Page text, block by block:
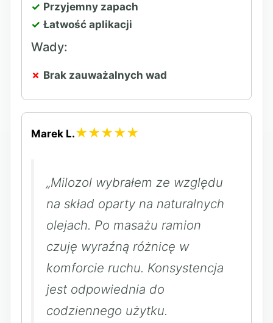
Przyjemny zapach
Łatwość aplikacji
Wady:
Brak zauważalnych wad
Marek L.★★★★★
„Milozol wybrałem ze względu
na skład oparty na naturalnych
olejach. Po masażu ramion
czuję wyraźną różnicę w
komforcie ruchu. Konsystencja
jest odpowiednia do
codziennego użytku.